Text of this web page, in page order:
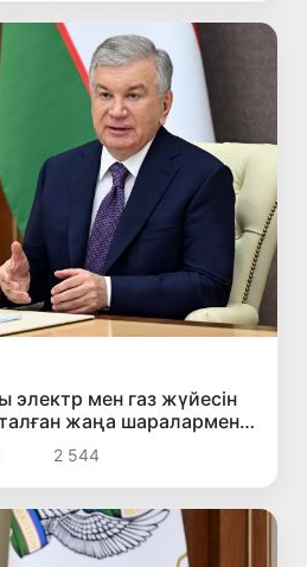
мен газ жүйесін
жаңа шаралармен
2 544